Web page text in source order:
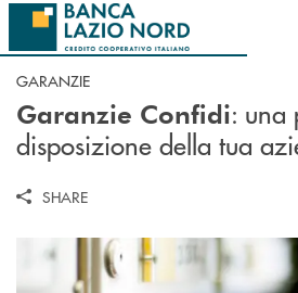
Salta al contenuto principale
GARANZIE
Garanzie Confidi: una
disposizione della tua
SHARE